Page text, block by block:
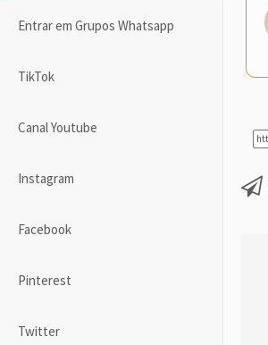
Entrar em Grupos Whatsapp
TikTok
Canal Youtube
Instagram
Facebook
Pinterest
Twitter